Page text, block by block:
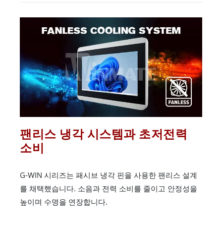
팬리스 냉각 시스템과 초저전력
소비
G-WIN 시리즈는 패시브 냉각 핀을 사용한 팬리스 설계
를 채택했습니다. 소음과 전력 소비를 줄이고 안정성을
높이며 수명을 연장합니다.